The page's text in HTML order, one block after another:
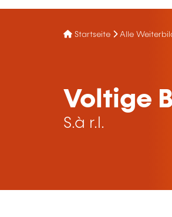
Startseite Alle
Voltige
S.à r.l.